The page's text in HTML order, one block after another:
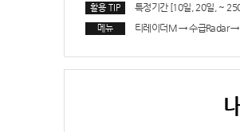
활용 TIP 특정기간 [10일, 20일, ~
메뉴 티레이더M→수급Radar→